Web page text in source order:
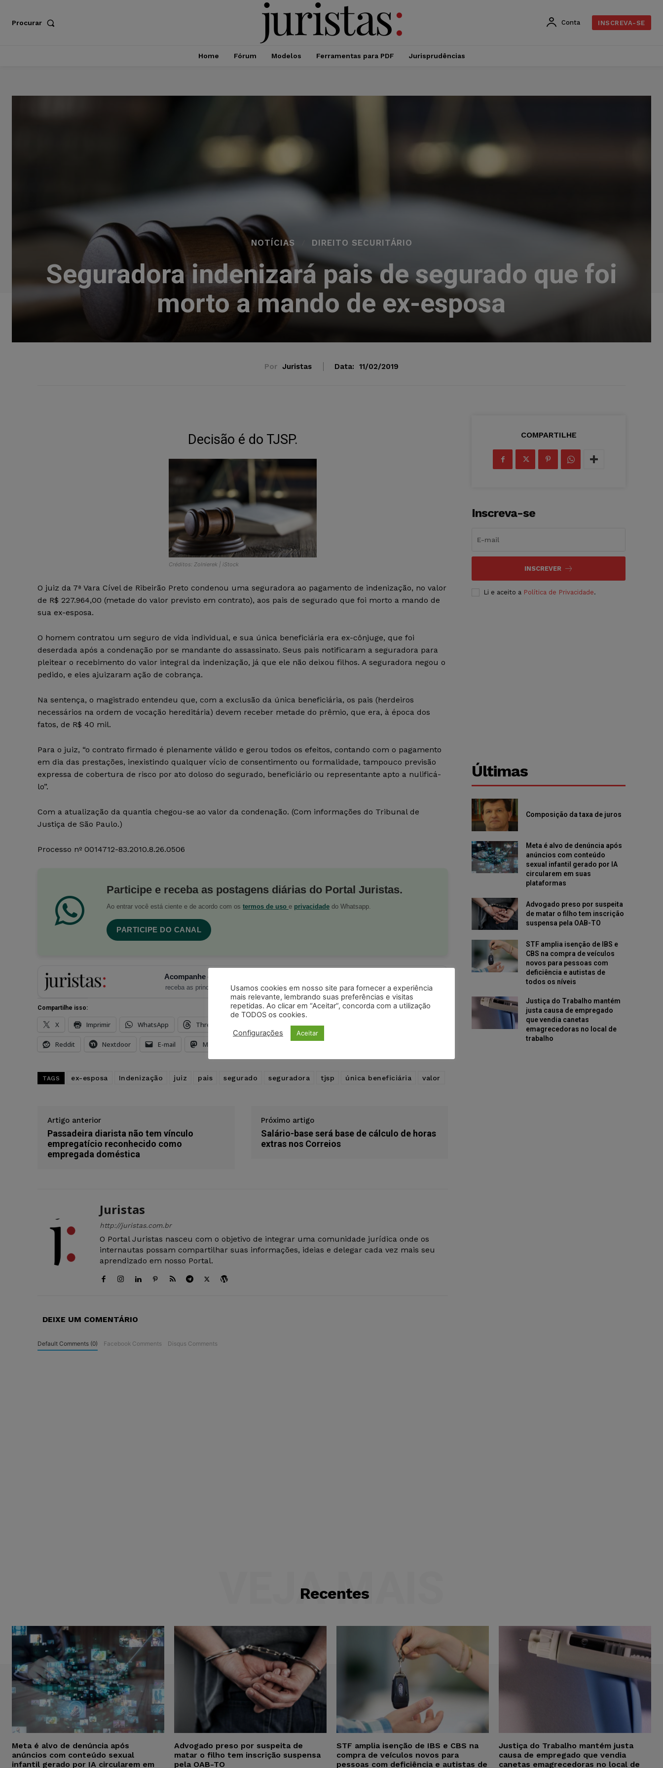
Procurar Conta INSCREVA-SE
Home Fórum Modelos Ferramentas para PDF Jurisprudências
NOTÍCIAS DIREITO SECURITÁRIO
Seguradora indenizará pais de segurado que foi
morto a mando de ex-esposa
Por Juristas Data: 11/02/2019
Decisão é do TJSP.
Créditos: Zolnierek | iStock
O juiz da 7ª Vara Cível de Ribeirão Preto condenou uma seguradora ao pagamento de indenização, no valor
de R$ 227.964,00 (metade do valor previsto em contrato), aos pais de segurado que foi morto a mando de
sua ex-esposa.
O homem contratou um seguro de vida individual, e sua única beneficiária era ex-cônjuge, que foi
deserdada após a condenação por se mandante do assassinato. Seus pais notificaram a seguradora para
pleitear o recebimento do valor integral da indenização, já que ele não deixou filhos. A seguradora negou o
pedido, e eles ajuizaram ação de cobrança.
Na sentença, o magistrado entendeu que, com a exclusão da única beneficiária, os pais (herdeiros
necessários na ordem de vocação hereditária) devem receber metade do prêmio, que era, à época dos
fatos, de R$ 40 mil.
Para o juiz, “o contrato firmado é plenamente válido e gerou todos os efeitos, contando com o pagamento
em dia das prestações, inexistindo qualquer vício de consentimento ou formalidade, tampouco previsão
expressa de cobertura de risco por ato doloso do segurado, beneficiário ou representante apto a nulificá-
lo”.
Com a atualização da quantia chegou-se ao valor da condenação. (Com informações do Tribunal de
Justiça de São Paulo.)
Processo nº 0014712-83.2010.8.26.0506
Participe e receba as postagens diárias do Portal Juristas.
Ao entrar você está ciente e de acordo com os termos de uso e privacidade do Whatsapp.
PARTICIPE DO CANAL
Acompanhe o Juristas no Google News
receba as principais notícias jurídicas do Brasil
Compartilhe isso:
X Imprimir WhatsApp Threads Telegram
Reddit Nextdoor E-mail Mastodon
TAGS ex-esposa Indenização juiz pais segurado seguradora tjsp única beneficiária valor
Artigo anterior
Passadeira diarista não tem vínculo
empregatício reconhecido como
empregada doméstica
Próximo artigo
Salário-base será base de cálculo de horas
extras nos Correios
Juristas
http://juristas.com.br
O Portal Juristas nasceu com o objetivo de integrar uma comunidade jurídica onde os
internautas possam compartilhar suas informações, ideias e delegar cada vez mais seu
aprendizado em nosso Portal.
DEIXE UM COMENTÁRIO
Default Comments (0) Facebook Comments Disqus Comments
COMPARTILHE
Inscreva-se
INSCREVER
Li e aceito a Política de Privacidade.
Últimas
Composição da taxa de juros
Meta é alvo de denúncia após
anúncios com conteúdo
sexual infantil gerado por IA
circularem em suas
plataformas
Advogado preso por suspeita
de matar o filho tem inscrição
suspensa pela OAB-TO
STF amplia isenção de IBS e
CBS na compra de veículos
novos para pessoas com
deficiência e autistas de
todos os níveis
Justiça do Trabalho mantém
justa causa de empregado
que vendia canetas
emagrecedoras no local de
trabalho
Recentes
VEJA MAIS
Meta é alvo de denúncia após
anúncios com conteúdo sexual
infantil gerado por IA circularem em
Advogado preso por suspeita de
matar o filho tem inscrição suspensa
pela OAB-TO
STF amplia isenção de IBS e CBS na
compra de veículos novos para
pessoas com deficiência e autistas de
Justiça do Trabalho mantém justa
causa de empregado que vendia
canetas emagrecedoras no local de
Usamos cookies em nosso site para fornecer a experiência
mais relevante, lembrando suas preferências e visitas
repetidas. Ao clicar em “Aceitar”, concorda com a utilização
de TODOS os cookies.
Configurações Aceitar